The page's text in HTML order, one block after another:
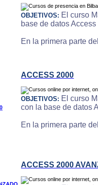
OBJETIVOS: El curso
base de datos
En la primera parte
ACCESS 2000
OBJETIVOS: El curso
con la base de datos
En la primera parte
ACCESS 2000